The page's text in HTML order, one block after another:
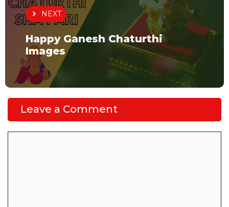
NEXT
Happy Ganesh Chaturthi
Images
Leave a Comment